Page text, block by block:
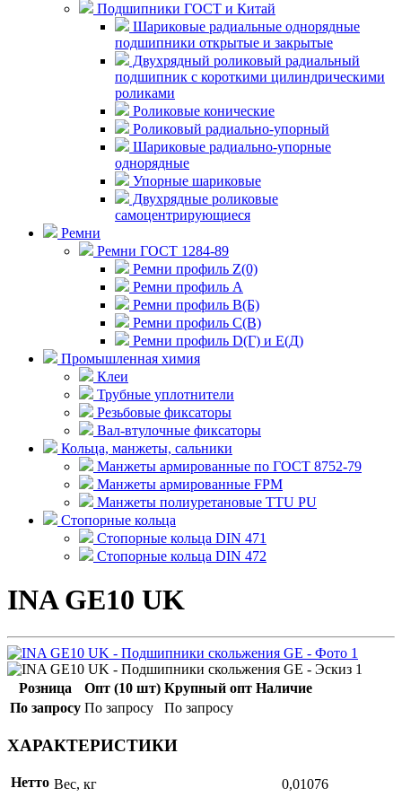
Подшипники ГОСТ и Китай
Шариковые радиальные однорядные
подшипники открытые и закрытые
Двухрядный роликовый радиальный
подшипник с короткими цилиндрическими
роликами
Роликовые конические
Роликовый радиально-упорный
Шариковые радиально-упорные
однорядные
Упорные шариковые
Двухрядные роликовые
самоцентрирующиеся
Ремни
Ремни ГОСТ 1284-89
Ремни профиль Z(0)
Ремни профиль А
Ремни профиль В(Б)
Ремни профиль С(В)
Ремни профиль D(Г) и E(Д)
Промышленная химия
Клеи
Трубные уплотнители
Резьбовые фиксаторы
Вал-втулочные фиксаторы
Кольца, манжеты, сальники
Манжеты армированные по ГОСТ 8752-79
Манжеты армированные FPM
Манжеты полиуретановые TTU PU
Стопорные кольца
Стопорные кольца DIN 471
Стопорные кольца DIN 472
INA GE10 UK
Розница Опт (10 шт) Крупный опт Наличие
По запросу По запросу По запросу
ХАРАКТЕРИСТИКИ
Нетто Вес, кг
0,01076